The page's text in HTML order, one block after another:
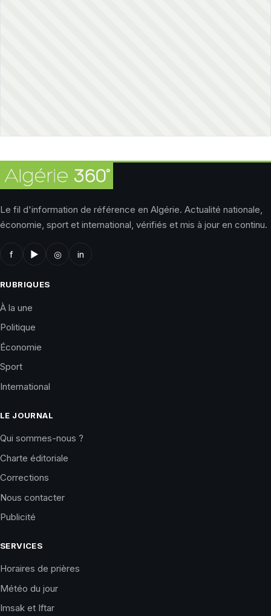
Le fil d'information de référence en Algérie. Actualité nationale,
économie, sport et international, vérifiés et mis à jour en continu.
f ▶ ◎ in
RUBRIQUES
À la une
Politique
Économie
Sport
International
LE JOURNAL
Qui sommes-nous ?
Charte éditoriale
Corrections
Nous contacter
Publicité
SERVICES
Horaires de prières
Météo du jour
Imsak et Iftar